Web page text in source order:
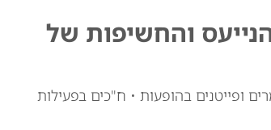
והחשיפות של
ופייטנים בהופעות • ח"כים בפעילות